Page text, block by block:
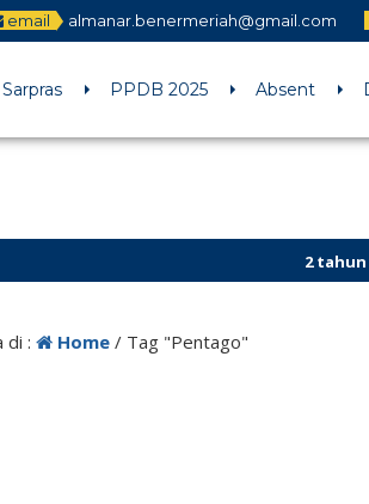
email almanar.benermeriah@gmail.com
Sarpras PPDB 2025 Absent
2 tahun
Bener Meriah
di : Home / Tag "Pentago"